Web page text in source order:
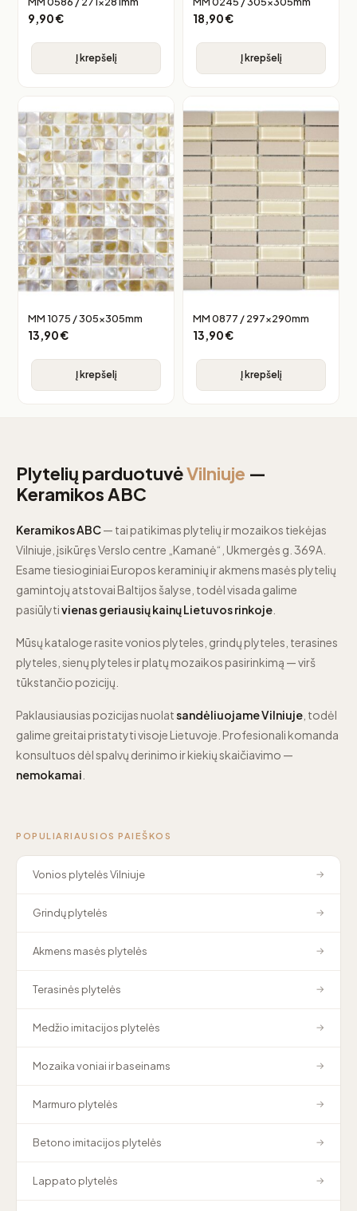
9,90€
Į krepšelį
18,90€
Į krepšelį
MM 1075 / 305x305mm
13,90€
Į krepšelį
MM 0877 / 297x290mm
13,90€
Į krepšelį
Plytelių parduotuvėVilniuje —
Keramikos ABC
Keramikos ABC— tai patikimas plytelių ir mozaikos tiekėjas
Vilniuje, įsikūręs Verslo centre „Kamanė“, Ukmergės g. 369A.
Esame tiesioginiai Europos keraminių ir akmens masės plytelių
gamintojų atstovai Baltijos šalyse, todėl visada galime
pasiūlytivienas geriausių kainų Lietuvos rinkoje
Mūsų kataloge rasite vonios plyteles, grindų plyteles, terasines
plyteles, sienų plyteles ir platų mozaikos pasirinkimą — virš
tūkstančio pozicijų.
Paklausiausias pozicijas nuolatsandėliuojame Vilniuje , todėl
galime greitai pristatyti visoje Lietuvoje. Profesionali komanda
konsultuos dėl spalvų derinimo ir kiekių skaičiavimo —
nemokamai
POPULIARIAUSIOS PAIEŠKOS
Vonios plytelės Vilniuje →
Grindų plytelės →
Akmens masės plytelės →
Terasinės plytelės →
Medžio imitacijos plytelės →
Mozaika voniai ir baseinams →
Marmuro plytelės →
Betono imitacijos plytelės →
Lappato plytelės →